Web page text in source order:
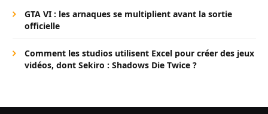
GTA VI : les arnaques se multiplient avant la sortie
officielle
Comment les studios utilisent Excel pour créer des jeux
vidéos, dont Sekiro : Shadows Die Twice ?